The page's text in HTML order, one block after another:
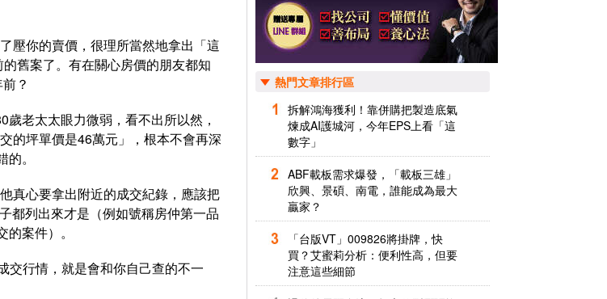
壓你的賣價，很理所當然地拿出「這
舊案了。有在關心房價的朋友都知
？
老太太眼力微弱，看不出所以然，
的坪單價是46萬元」，根本不會再深
。
真心要拿出附近的成交紀錄，應該把
都列出來才是（例如號稱房仲第一品
案件）。
交行情，就是會和你自己查的不一
熱門文章排行區
拆解鴻海獲利！靠併購把製造底氣
煉成AI護城河，今年EPS上看「這
數字」
ABF載板需求爆發，「載板三雄」
欣興、景碩、南電，誰能成為最大
贏家？
「台版VT」009826將掛牌，快
買？艾蜜莉分析：便利性高，但要
注意這些細節